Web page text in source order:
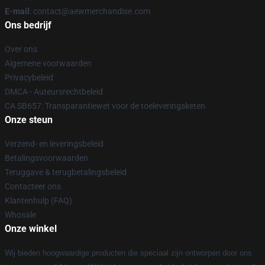
E-mail : contact@aewmerchandise.com
Ons bedrijf
Over ons
Algemene voorwaarden
Privacybeleid
DMCA - Auteursrechtbeleid
CA SB657: Transparantiewet voor de toeleveringsketen
Onze steun
Verzend- en leveringsbeleid
Betalingsvoorwaarden
Teruggave & terugbetalingsbeleid
Contacteer ons
Klantenhulp (FAQ)
Whosale
Onze winkel
Wij bieden hoogwaardige producten die speciaal zijn ontworpen door ons